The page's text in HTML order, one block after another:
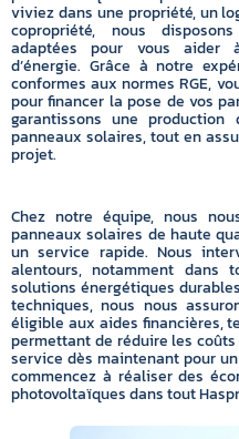
viviez dans une propriété, un
copropriété, nous
adaptées pour vous aider
d’énergie. Grâce à notre
conformes aux normes RGE,
pour financer la pose de vos
garantissons une production
panneaux solaires, tout en
projet.
Chez notre équipe, nous
panneaux solaires de haute
un service rapide. Nous
alentours, notamment dans
solutions énergétiques
techniques, nous nous
éligible aux aides financières,
permettant de réduire les
service dès maintenant pour
commencez à réaliser des
photovoltaïques dans tout